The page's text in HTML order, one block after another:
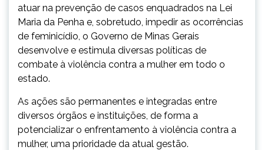
atuar na prevenção de casos enquadrados na Lei
Maria da Penha e, sobretudo, impedir as ocorrências
de feminicídio, o Governo de Minas Gerais
desenvolve e estimula diversas políticas de
combate à violência contra a mulher em todo o
estado.
As ações são permanentes e integradas entre
diversos órgãos e instituições, de forma a
potencializar o enfrentamento à violência contra a
mulher, uma prioridade da atual gestão.